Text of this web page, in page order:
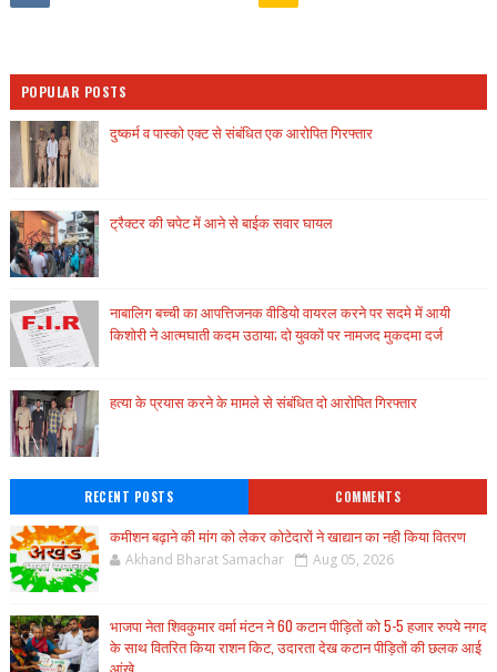
POPULAR POSTS
दुष्कर्म व पास्को एक्ट से संबंधित एक आरोपित गिरफ्तार
ट्रैक्टर की चपेट में आने से बाईक सवार घायल
नाबालिग बच्ची का आपत्तिजनक वीडियो वायरल करने पर सदमे में आयी
किशोरी ने आत्मघाती कदम उठाया; दो युवकों पर नामजद मुकदमा दर्ज
हत्या के प्रयास करने के मामले से संबंधित दो आरोपित गिरफ्तार
RECENT POSTS COMMENTS
कमीशन बढ़ाने की मांग को लेकर कोटेदारों ने खाद्यान का नही किया वितरण
Akhand Bharat Samachar Aug 05, 2026
भाजपा नेता शिवकुमार वर्मा मंटन ने 60 कटान पीड़ितों को 5-5 हजार रुपये नगद
के साथ वितरित किया राशन किट, उदारता देख कटान पीड़ितों की छलक आई
आंखे